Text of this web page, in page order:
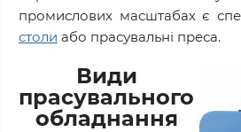
промислових масштабах є
столи або прасувальні преса.
Види
прасувального
обладнання